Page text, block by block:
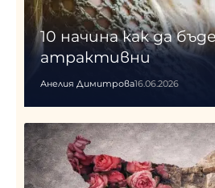
10 начина как да
атрактивни
Анелия Димитрова16.06.2026